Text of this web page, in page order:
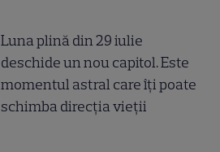
Luna plină din 29 iulie
deschide un nou capitol. Este
momentul astral care îți poate
schimba direcția vieții